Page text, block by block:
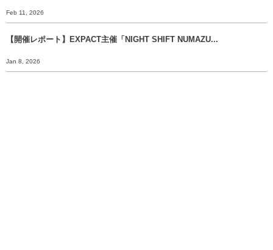
Feb 11, 2026
【開催レポート】EXPACT主催「NIGHT SHIFT NUMAZU...
Jan 8, 2026